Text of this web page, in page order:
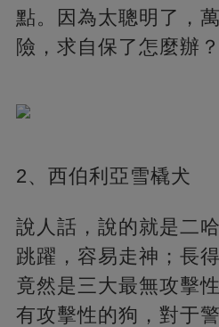
點。因為太聰明了，
險，求自保了怎麼辦？
2、西伯利亞雪橇犬
說人話，說的就是二
跳躍，容易走神；長
竟然是三大最無攻擊
有攻擊性的狗，對于